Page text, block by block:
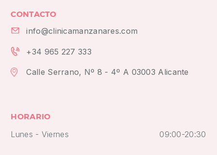
CONTACTO
info@clinicamanzanares.com
+34 965 227 333
Calle Serrano, Nº 8 - 4º A 03003 Alicante
HORARIO
Lunes - Viernes
09:00-20:30